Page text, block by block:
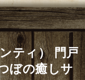
ティ） 門戸
ぼの癒しサ